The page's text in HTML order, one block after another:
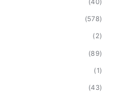
(578)
(2)
(89)
(1)
(43)